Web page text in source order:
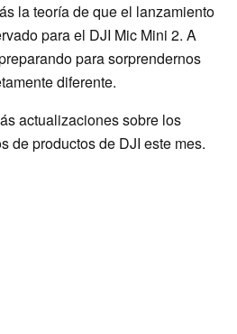
la teoría de que el lanzamiento
para el DJI Mic Mini 2. A
para sorprendernos
diferente.
actualizaciones sobre los
de productos de DJI este mes.